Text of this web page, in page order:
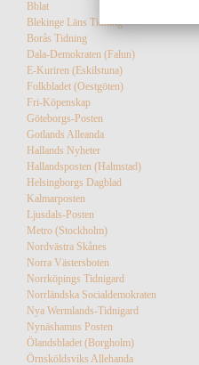
Bblat
Blekinge Läns Tidning
Borås Tidning
Dala-Demokraten (Falun)
E-Kuriren (Eskilstuna)
Folkbladet (Oestgöten)
Fri-Köpenskap
Göteborgs-Posten
Gotlands Alleanda
Hallands Nyheter
Hallandsposten (Halmstad)
Helsingborgs Dagblad
Kalmarposten
Ljusdals-Posten
Metro (Stockholm)
Nordvästra Skånes
Norra Västersboten
Norrköpings Tidnigard
Norrländska Socialdemokraten
Nya Wermlands-Tidnigard
Nynäshamns Posten
Ölandsbladet (Borgholm)
Örnsköldsviks Allehanda